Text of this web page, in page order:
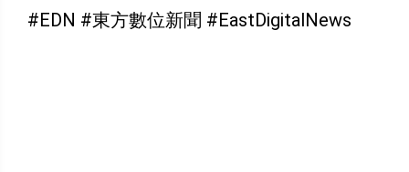
#EDN #東方數位新聞 #EastDigitalNews